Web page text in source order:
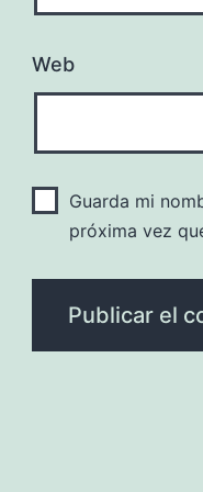
Web
Guarda mi
próxima vez